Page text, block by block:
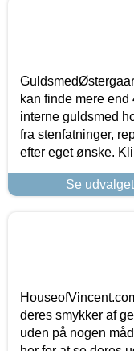
kan finde mere
interne guldsmed
fra stenfatninger,
efter eget ønske.
Se
deres smykker af
uden på nogen